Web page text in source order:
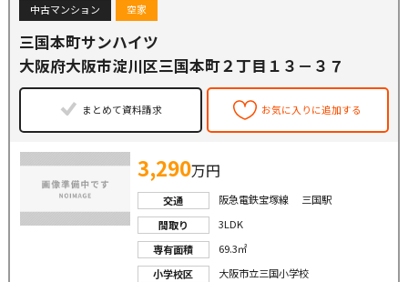
中古マンション 空家
三国本町サンハイツ
大阪府大阪市淀川区三国本町２丁目１３－３７
まとめて資料請求 お気に入りに追加する
3,290万円
交通
阪急電鉄宝塚線 三国駅
間取り
3LDK
専有面積
69.3㎡
小学校区
大阪市立三国小学校